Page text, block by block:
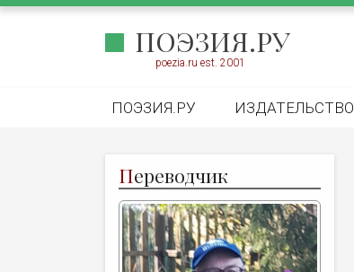
ПОЭЗИЯ.РУ
poezia.ru est. 2001
ПОЭЗИЯ.РУ ИЗДАТЕЛЬСТВО
Переводчик